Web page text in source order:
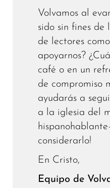
Volvamos al
sido sin fines de
de lectores
apoyarnos?
café o en un
de compromiso
ayudarás a
a la iglesia del
considerarlo!
En Cristo,
Equipo de